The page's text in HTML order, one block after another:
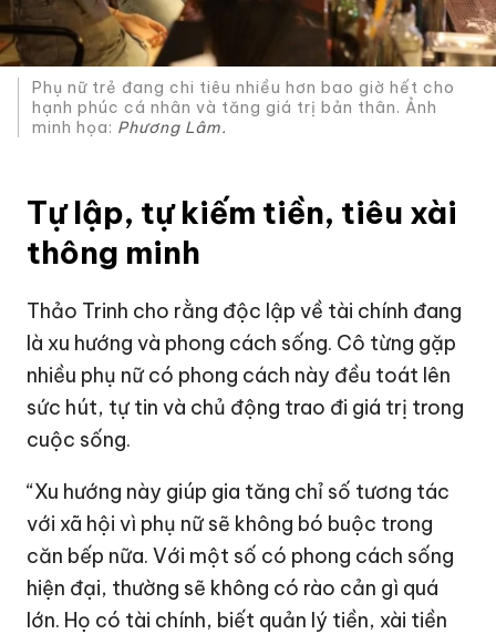
Phụ nữ trẻ đang chi tiêu nhiều hơn bao giờ hết cho
hạnh phúc cá nhân và tăng giá trị bản thân. Ảnh
minh họa: Phương Lâm.
Tự lập, tự kiếm tiền, tiêu xài
thông minh
Thảo Trinh cho rằng độc lập về tài chính đang
là xu hướng và phong cách sống. Cô từng gặp
nhiều phụ nữ có phong cách này đều toát lên
sức hút, tự tin và chủ động trao đi giá trị trong
cuộc sống.
“Xu hướng này giúp gia tăng chỉ số tương tác
với xã hội vì phụ nữ sẽ không bó buộc trong
căn bếp nữa. Với một số có phong cách sống
hiện đại, thường sẽ không có rào cản gì quá
lớn. Họ có tài chính, biết quản lý tiền, xài tiền